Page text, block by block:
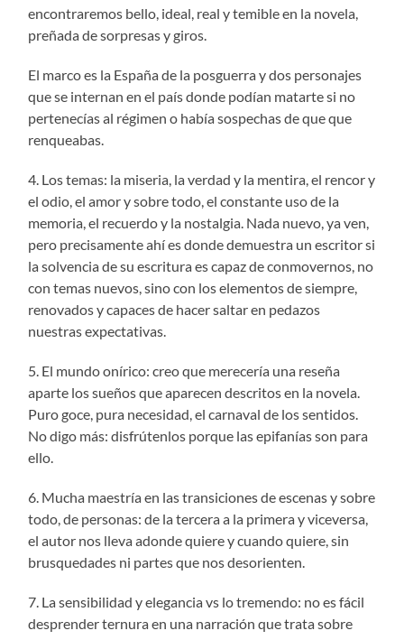
encontraremos bello, ideal, real y temible en la novela,
preñada de sorpresas y giros.
El marco es la España de la posguerra y dos personajes
que se internan en el país donde podían matarte si no
pertenecías al régimen o había sospechas de que que
renqueabas.
4. Los temas: la miseria, la verdad y la mentira, el rencor y
el odio, el amor y sobre todo, el constante uso de la
memoria, el recuerdo y la nostalgia. Nada nuevo, ya ven,
pero precisamente ahí es donde demuestra un escritor si
la solvencia de su escritura es capaz de conmovernos, no
con temas nuevos, sino con los elementos de siempre,
renovados y capaces de hacer saltar en pedazos
nuestras expectativas.
5. El mundo onírico: creo que merecería una reseña
aparte los sueños que aparecen descritos en la novela.
Puro goce, pura necesidad, el carnaval de los sentidos.
No digo más: disfrútenlos porque las epifanías son para
ello.
6. Mucha maestría en las transiciones de escenas y sobre
todo, de personas: de la tercera a la primera y viceversa,
el autor nos lleva adonde quiere y cuando quiere, sin
brusquedades ni partes que nos desorienten.
7. La sensibilidad y elegancia vs lo tremendo: no es fácil
desprender ternura en una narración que trata sobre